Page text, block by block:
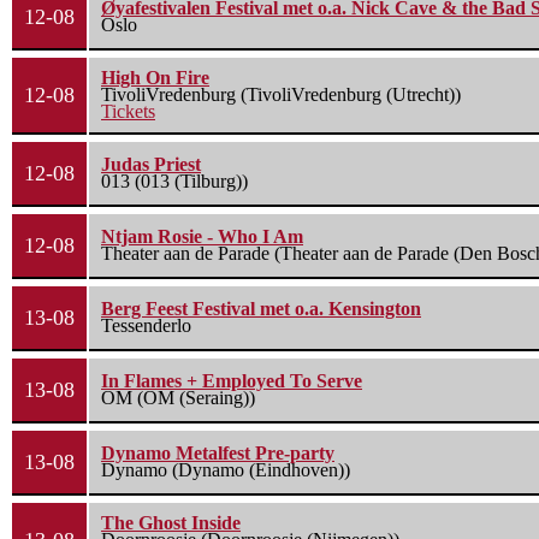
12-08
Øyafestivalen Festival met o.a. Nick Cave & the Bad
Oslo
12-08
High On Fire
TivoliVredenburg (TivoliVredenburg (Utrecht))
Tickets
12-08
Judas Priest
013 (013 (Tilburg))
12-08
Ntjam Rosie - Who I Am
Theater aan de Parade (Theater aan de Parade (Den
13-08
Berg Feest Festival met o.a. Kensington
Tessenderlo
13-08
In Flames + Employed To Serve
OM (OM (Seraing))
13-08
Dynamo Metalfest Pre-party
Dynamo (Dynamo (Eindhoven))
The Ghost Inside